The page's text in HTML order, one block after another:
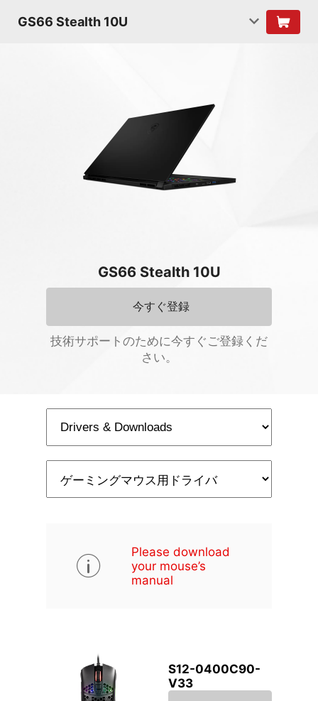
GS66 Stealth 10U
GS66 Stealth 10U
今すぐ登録
技術サポートのために今すぐご登録くだ
さい。
Please download
your mouse’s
manual
S12-0400C90-
V33